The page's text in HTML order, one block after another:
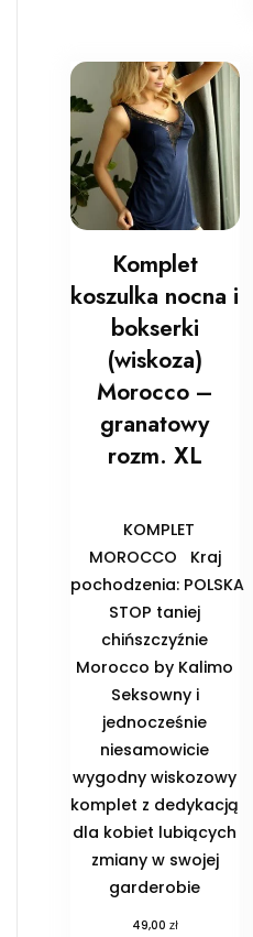
Komplet
koszulka nocna i
bokserki
(wiskoza)
Morocco –
granatowy
rozm. XL
KOMPLET
MOROCCO Kraj
pochodzenia: POLSKA
STOP taniej
chińszczyźnie
Morocco by Kalimo
Seksowny i
jednocześnie
niesamowicie
wygodny wiskozowy
komplet z dedykacją
dla kobiet lubiących
zmiany w swojej
garderobie
49,00 zł